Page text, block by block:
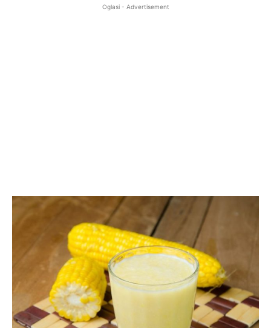
Oglasi - Advertisement